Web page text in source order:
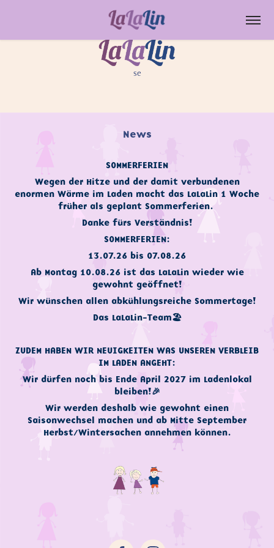
se
se
News
SOMMERFERIEN
Wegen der Hitze und der damit verbundenen
enormen Wärme im Laden macht das LaLaLin 1 Woche
früher als geplant Sommerferien.
Danke fürs Verständnis!
SOMMERFERIEN:
13.07.26 bis 07.08.26
Ab Montag 10.08.26 ist das LaLaLin wieder wie
gewohnt geöffnet!
Wir wünschen allen abkühlungsreiche Sommertage!
Das LaLaLin-Team🏖
ZUDEM HABEN WIR NEUIGKEITEN WAS UNSEREN VERBLEIB
IM LADEN ANGEHT:
Wir dürfen noch bis Ende April 2027 im Ladenlokal
bleiben!🎉
Wir werden deshalb wie gewohnt einen
Saisonwechsel machen und ab Mitte September
Herbst/Wintersachen annehmen können.